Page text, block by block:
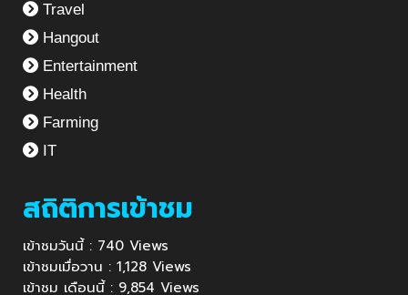
Travel
Hangout
Entertainment
Health
Farming
IT
สถิติการเข้าชม
เข้าชมวันนี้ : 740 Views
เข้าชมเมื่อวาน : 1,128 Views
เข้าชม เดือนนี้ : 9,854 Views